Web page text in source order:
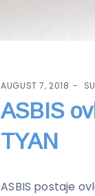
AUGUST 7, 2018
ASBIS
TYAN
ASBIS postaje